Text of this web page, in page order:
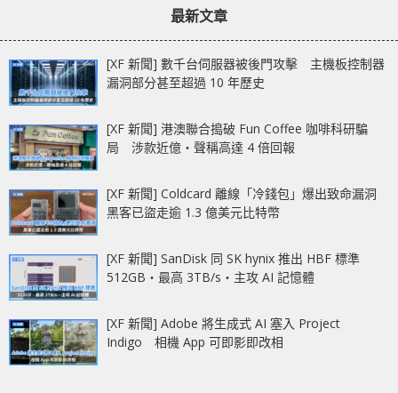
最新文章
[XF 新聞] 數千台伺服器被後門攻擊 主機板控制器
漏洞部分甚至超過 10 年歷史
[XF 新聞] 港澳聯合搗破 Fun Coffee 咖啡科研騙
局 涉款近億‧聲稱高達 4 倍回報
[XF 新聞] Coldcard 離線「冷錢包」爆出致命漏洞
黑客已盜走逾 1.3 億美元比特幣
[XF 新聞] SanDisk 同 SK hynix 推出 HBF 標準
512GB‧最高 3TB/s‧主攻 AI 記憶體
[XF 新聞] Adobe 將生成式 AI 塞入 Project
Indigo 相機 App 可即影即改相